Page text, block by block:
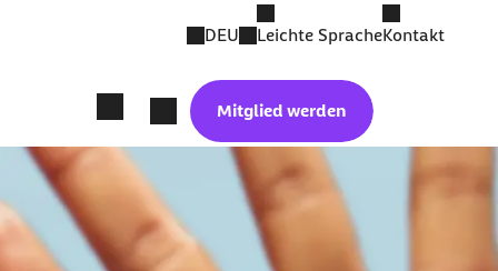
DEU Leichte SpracheKontakt
Mitglied werden